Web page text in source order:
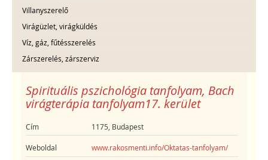
Villanyszerelő
Virágüzlet, virágküldés
Víz, gáz, fűtésszerelés
Zárszerelés, zárszerviz
Spirituális pszichológia tanfolyam, Bach
virágterápia tanfolyam17. kerület
Cím 1175, Budapest
Weboldal www.rakosmenti.info/Oktatas-tanfolyam/